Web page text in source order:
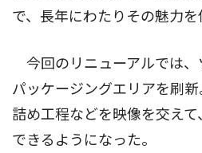
で、長年にわたりその魅力を
今回のリニューアルでは、
パッケージングエリアを刷
詰め工程などを映像を交え
できるようになった。